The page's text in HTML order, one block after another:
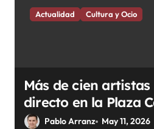
Actualidad Cultura y Ocio
Más de cien
directo en la Plaza
Belluga y expondrán
Pablo Arranz May 11, 2026